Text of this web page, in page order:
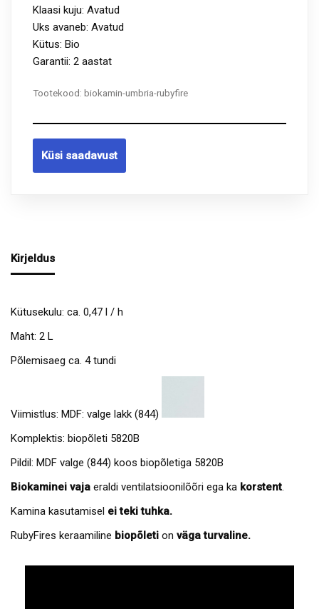
Klaasi kuju: Avatud
Uks avaneb: Avatud
Kütus: Bio
Garantii: 2 aastat
Tootekood: biokamin-umbria-rubyfire
Küsi saadavust
Kirjeldus
Kütusekulu: ca. 0,47 l / h
Maht: 2 L
Põlemisaeg ca. 4 tundi
Viimistlus: MDF: valge lakk (844)
Komplektis: biopõleti 5820B
Pildil: MDF valge (844) koos biopõletiga 5820B
Biokaminei vaja eraldi ventilatsioonilõõri ega ka korstent.
Kamina kasutamisel ei teki tuhka.
RubyFires keraamiline biopõleti on väga turvaline.